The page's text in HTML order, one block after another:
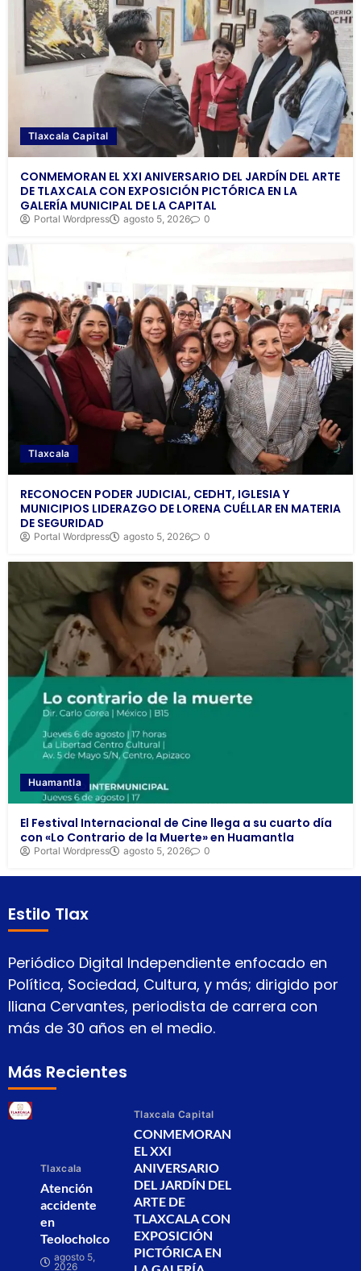
Tlaxcala Capital
CONMEMORAN EL XXI ANIVERSARIO DEL JARDÍN DEL ARTE
DE TLAXCALA CON EXPOSICIÓN PICTÓRICA EN LA
GALERÍA MUNICIPAL DE LA CAPITAL
Portal Wordpress agosto 5, 2026 0
Tlaxcala
RECONOCEN PODER JUDICIAL, CEDHT, IGLESIA Y
MUNICIPIOS LIDERAZGO DE LORENA CUÉLLAR EN MATERIA
DE SEGURIDAD
Portal Wordpress agosto 5, 2026 0
Huamantla
El Festival Internacional de Cine llega a su cuarto día
con «Lo Contrario de la Muerte» en Huamantla
Portal Wordpress agosto 5, 2026 0
Estilo Tlax
Periódico Digital Independiente enfocado en
Política, Sociedad, Cultura, y más; dirigido por
Iliana Cervantes, periodista de carrera con
más de 30 años en el medio.
Más Recientes
Tlaxcala
Atención
accidente
en
Teolocholco
agosto 5,
2026
Tlaxcala Capital
CONMEMORAN
EL XXI
ANIVERSARIO
DEL JARDÍN DEL
ARTE DE
TLAXCALA CON
EXPOSICIÓN
PICTÓRICA EN